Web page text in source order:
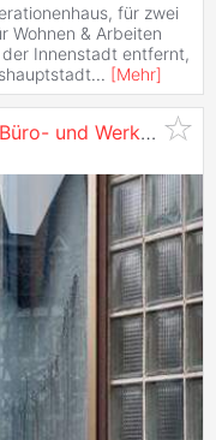
für zwei
Wohnen & Arbeiten
Innenstadt entfernt,
... [Mehr]
Großzügiges Geschäftslokal mit Büro- und Werkstattflächen